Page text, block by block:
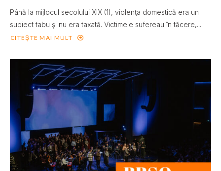
Până la mijlocul secolului XIX (1), violenţa domestică era un
subiect tabu şi nu era taxată. Victimele sufereau în tăcere,...
CITEȘTE MAI MULT